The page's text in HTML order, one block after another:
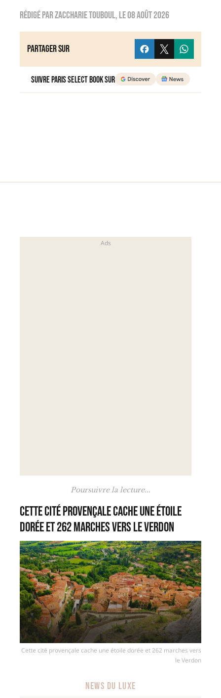
Rédigé parzaccharie touboul, le08 août 2026
Partager sur
Suivre Paris Select Book sur
Poursuivre la lecture...
Cette cité provençale cache une étoile
dorée et 262 marches vers le Verdon
Cette cité provençale cache une étoile dorée et 262 marches vers
le Verdon
NEWS DU LUXE